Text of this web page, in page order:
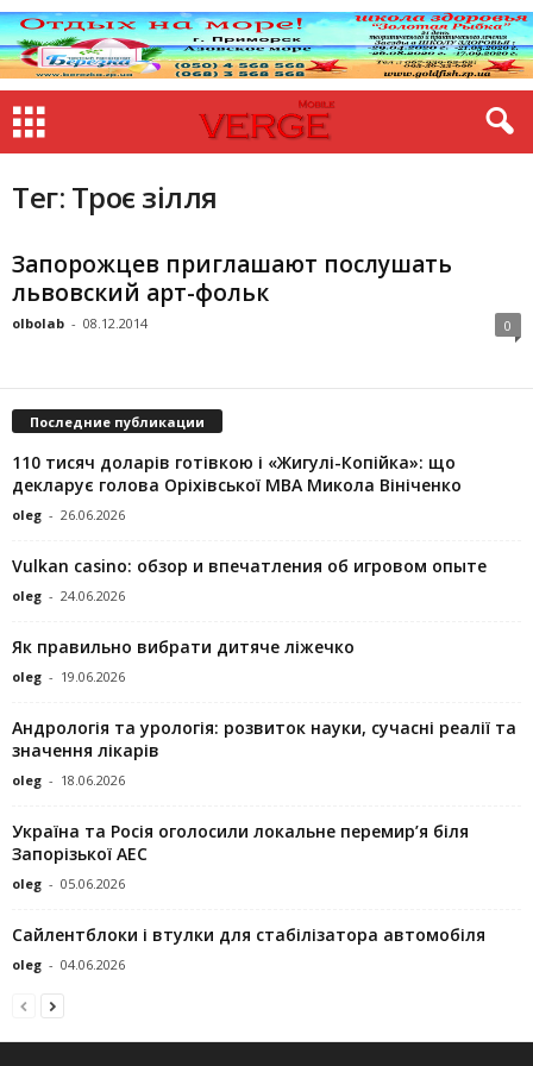
Тег: Троє зілля
Запорожцев приглашают послушать
львовский арт-фольк
olbolab - 08.12.2014 0
Последние публикации
110 тисяч доларів готівкою і «Жигулі-Копійка»: що
декларує голова Оріхівської МВА Микола Вініченко
oleg - 26.06.2026
Vulkan casino: обзор и впечатления об игровом опыте
oleg - 24.06.2026
Як правильно вибрати дитяче ліжечко
oleg - 19.06.2026
Андрологія та урологія: розвиток науки, сучасні реалії та
значення лікарів
oleg - 18.06.2026
Україна та Росія оголосили локальне перемир’я біля
Запорізької АЕС
oleg - 05.06.2026
Сайлентблоки і втулки для стабілізатора автомобіля
oleg - 04.06.2026